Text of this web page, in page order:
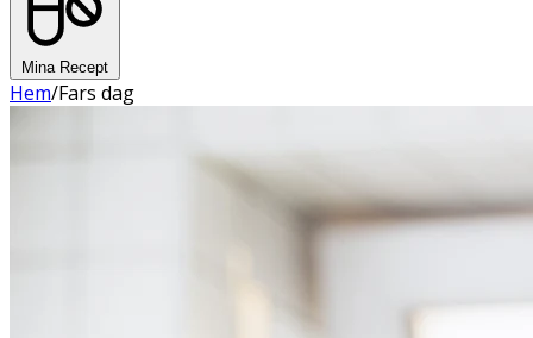
Mina Recept
Hem/Fars dag